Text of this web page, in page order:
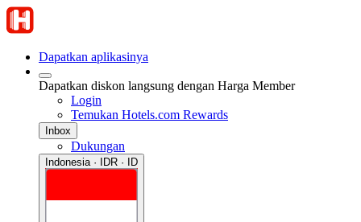
Dapatkan aplikasinya
Dapatkan diskon langsung dengan Harga Member
Login
Temukan Hotels.com Rewards
Inbox
Dukungan
Indonesia · IDR · ID